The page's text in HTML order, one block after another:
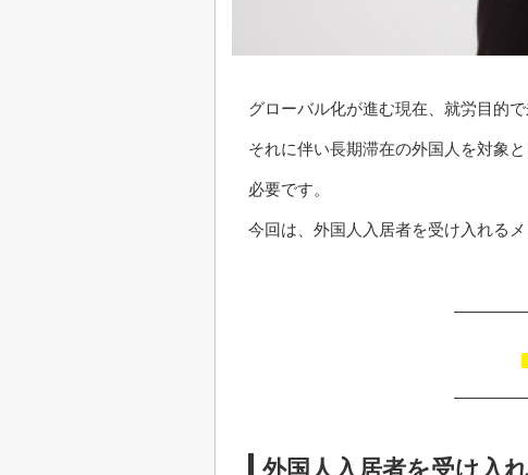
グローバル化が進む現在、就労目的
それに伴い長期滞在の外国人を対象
必要です。
今回は、外国人入居者を受け入れる
外国人入居者を受け入